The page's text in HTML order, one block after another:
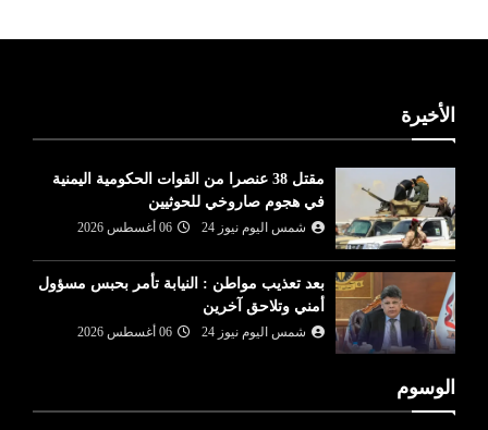
الأخيرة
مقتل 38 عنصرا من القوات الحكومية اليمنية
في هجوم صاروخي للحوثيين
شمس اليوم نيوز 24 06 أغسطس 2026
بعد تعذيب مواطن : النيابة تأمر بحبس مسؤول
أمني وتلاحق آخرين
شمس اليوم نيوز 24 06 أغسطس 2026
الوسوم